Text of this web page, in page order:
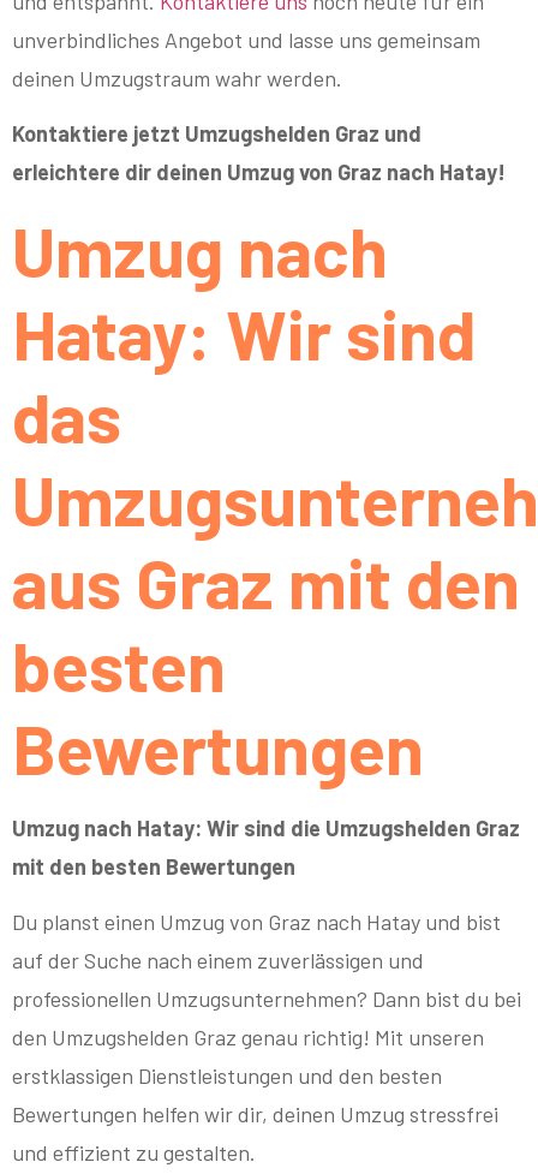
unverbindliches Angebot und lasse uns gemeinsam
deinen Umzugstraum wahr werden.
Kontaktiere jetzt Umzugshelden Graz und
erleichtere dir deinen Umzug von Graz nach Hatay!
Umzug nach
Hatay: Wir sind
das
aus Graz mit den
besten
Bewertungen
Umzug nach Hatay: Wir sind die Umzugshelden Graz
mit den besten Bewertungen
Du planst einen Umzug von Graz nach Hatay und bist
auf der Suche nach einem zuverlässigen und
professionellen Umzugsunternehmen? Dann bist du bei
den Umzugshelden Graz genau richtig! Mit unseren
erstklassigen Dienstleistungen und den besten
Bewertungen helfen wir dir, deinen Umzug stressfrei
und effizient zu gestalten.